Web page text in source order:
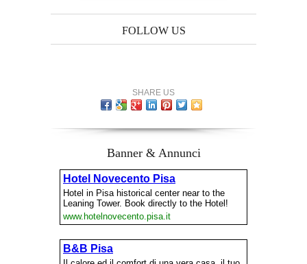
FOLLOW US
SHARE US
Banner & Annunci